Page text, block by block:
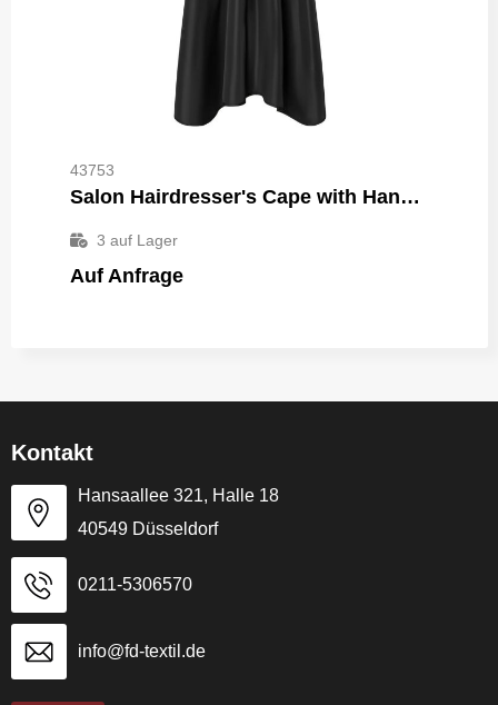
43753
Salon Hairdresser's Cape with Hand Grips
3 auf Lager
Auf Anfrage
Kontakt
Hansaallee 321, Halle 18
40549 Düsseldorf
0211-5306570
info@fd-textil.de